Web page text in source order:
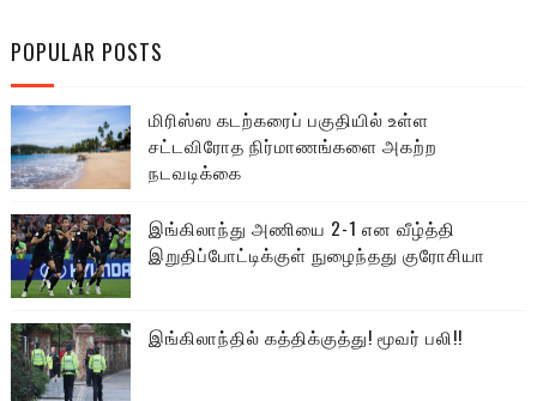
POPULAR POSTS
மிரிஸ்ஸ கடற்கரைப் பகுதியில் உள்ள
சட்டவிரோத நிர்மாணங்களை அகற்ற
நடவடிக்கை
இங்கிலாந்து அணியை 2-1 என வீழ்த்தி
இறுதிப்போட்டிக்குள் நுழைந்தது குரோசியா
இங்கிலாந்தில் கத்திக்குத்து! மூவர் பலி!!